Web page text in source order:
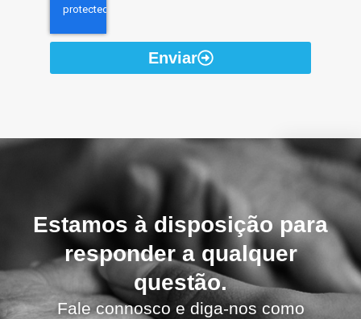
Enviar
Estamos à disposição para
responder a qualquer
questão.
Fale connosco e diga-nos como